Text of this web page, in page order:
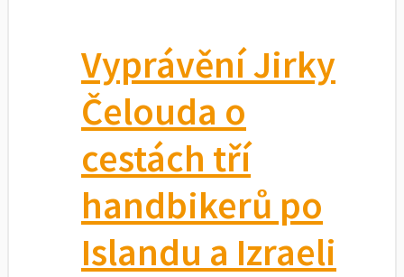
Vyprávění Jirky
Čelouda o
cestách tří
handbikerů po
Islandu a Izraeli